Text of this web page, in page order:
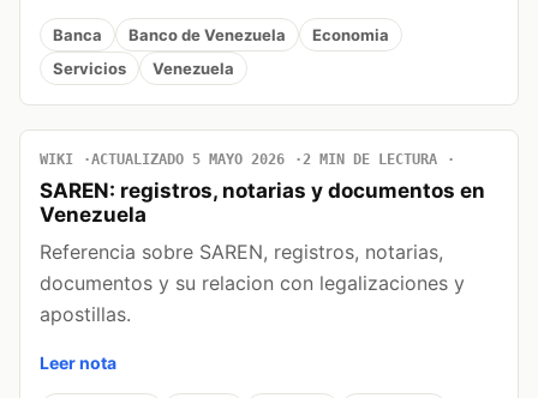
Banca Banco de Venezuela
Economia
Servicios
Venezuela
WIKI ACTUALIZADO 5 MAYO 2026 2 MIN DE LECTURA
SAREN: registros, notarias y documentos en
Venezuela
Referencia sobre SAREN, registros, notarias,
documentos y su relacion con legalizaciones y
apostillas.
Leer nota